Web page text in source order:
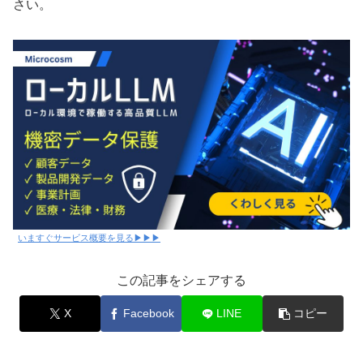
さい。
いますぐサービス概要を見る▶▶▶
この記事をシェアする
X Facebook LINE コピー